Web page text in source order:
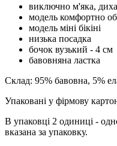
виключно м'яка,
модель комфортно
модель міні бікіні
низька посадка
бочок вузький - 4 см
бавовняна ластка
Склад: 95% бавовна, 5%
Упаковані у фірмову
В упаковці 2 одиниці -
вказана за упаковку.